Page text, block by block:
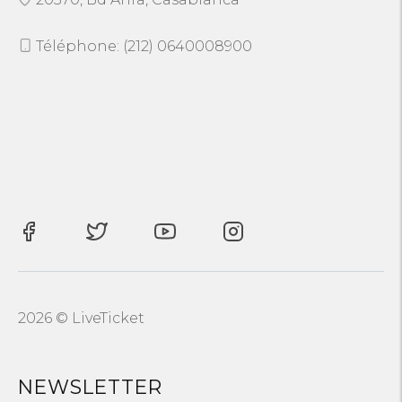
Téléphone: (212) 0640008900
2026 © LiveTicket
NEWSLETTER